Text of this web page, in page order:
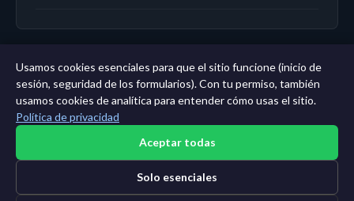
← Panel|Todas las entidades |Análisis de 11 años →
Usamos cookies esenciales para que el sitio funcione (inicio de
sesión, seguridad de los formularios). Con tu permiso, también
usamos cookies de analítica para entender cómo usas el sitio.
Política de privacidad
Aceptar todas
Solo esenciales